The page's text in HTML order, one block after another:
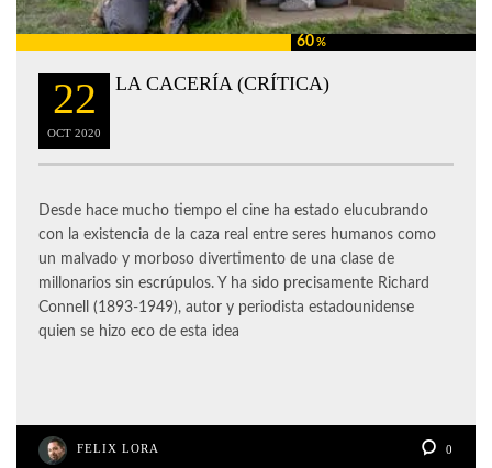
60%
22
OCT 2020
LA CACERÍA (CRÍTICA)
Desde hace mucho tiempo el cine ha estado elucubrando
con la existencia de la caza real entre seres humanos como
un malvado y morboso divertimento de una clase de
millonarios sin escrúpulos. Y ha sido precisamente Richard
Connell (1893-1949), autor y periodista estadounidense
quien se hizo eco de esta idea
FELIX LORA 0